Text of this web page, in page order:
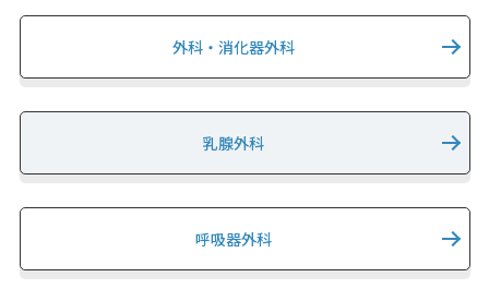
外科・消化器外科
乳腺外科
呼吸器外科